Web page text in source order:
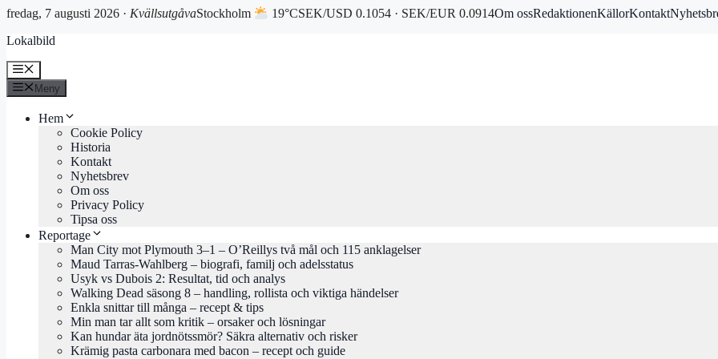
fredag, 7 augusti 2026 · KvällsutgåvaStockholm 19°CSEK/USD 0.1054 · SEK/EUR 0.0914Om ossRedaktionenKällorKontakt
till
Lokalbild
Meny
Meny
Hem
Cookie Policy
Historia
Kontakt
Nyhetsbrev
Om oss
Privacy Policy
Tipsa oss
Reportage
Man City mot Plymouth 3–1 – O’Reillys två mål och 115 anklagelser
Maud Tarras-Wahlberg – biografi, familj och adelsstatus
Usyk vs Dubois 2: Resultat, tid och analys
Walking Dead säsong 8 – handling, rollista och viktiga händelser
Enkla snittar till många – recept & tips
Min man tar allt som kritik – orsaker och lösningar
Kan hundar äta jordnötssmör? Säkra alternativ och risker
Krämig pasta carbonara med bacon – recept och guide